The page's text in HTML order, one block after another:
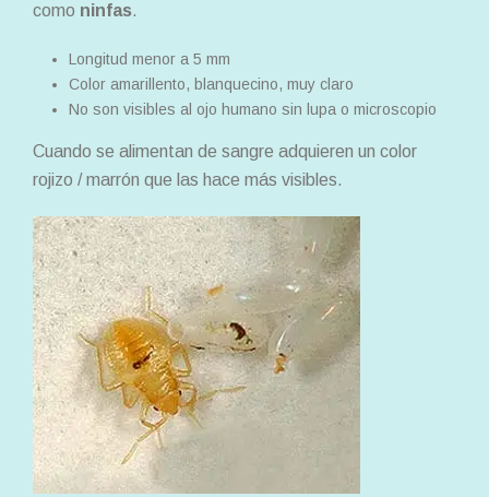
como ninfas.
Longitud menor a 5 mm
Color amarillento, blanquecino, muy claro
No son visibles al ojo humano sin lupa o microscopio
Cuando se alimentan de sangre adquieren un color
rojizo / marrón que las hace más visibles.